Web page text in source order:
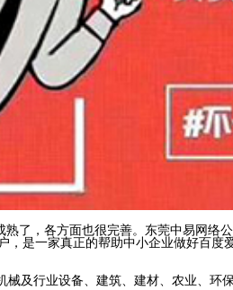
了，各方面也很完善。东莞中易网络
是一家真正的帮助中小企业做好百度
及行业设备、建筑、建材、农业、环保